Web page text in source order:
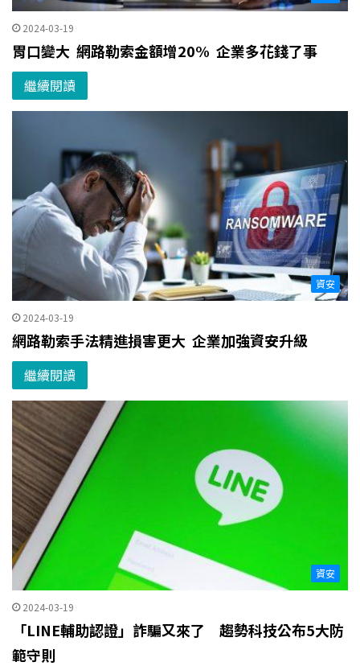
2024-03-19
胃口變大 網路勒索金額增20% 企業多花錢了事
繼續閱讀
資安
2024-03-19
網路勒索手法精進損害更大 企業加強資安升級
繼續閱讀
資安
2024-03-19
「LINE輔助認證」詐騙又來了 趨勢科技公布5大防
範守則